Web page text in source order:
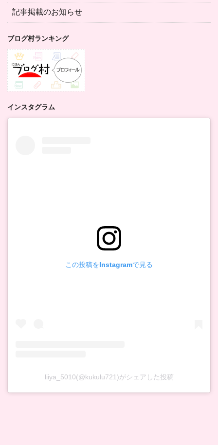
記事掲載のお知らせ
ブログ村ランキング
インスタグラム
この投稿をInstagramで見る
liiya_5010(@kukulu721)がシェアした投稿